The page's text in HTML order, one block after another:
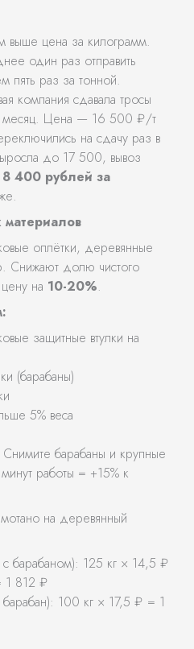
цена за килограмм.
один раз отправить
пять раз за тонной.
компания сдавала тросы
месяц. Цена — 16 500 ₽/т
на сдачу раз в
до 17 500, вывоз
8 400 рублей за
оплётки, деревянные
Снижают долю чистого
на 10-20%.
защитные втулки на
(барабаны)
5% веса
Снимите барабаны и крупные
работы = +15% к
на деревянный
с барабаном): 125 кг × 14,5 ₽
1 812 ₽
барабан): 100 кг × 17,5 ₽ = 1